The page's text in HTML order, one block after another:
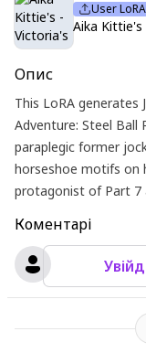
User LoRA
Опис
This LoRA generates
Adventure: Steel Ball
paraplegic former
horseshoe motifs on
protagonist of Part 7
Коментарі